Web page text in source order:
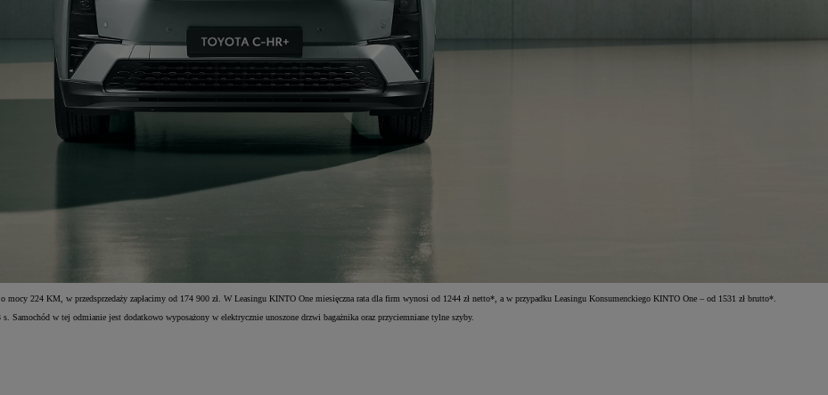
224 KM, w przedsprzedaży zapłacimy od 174 900 zł. W Leasingu KINTO One miesięczna rata dla firm wynosi od 1244 zł netto*, a w przypadku Leasingu Konsumenckiego KINTO One – od 1531 zł brutto*.
w tej odmianie jest dodatkowo wyposażony w elektrycznie unoszone drzwi bagażnika oraz przyciemniane tylne szyby.